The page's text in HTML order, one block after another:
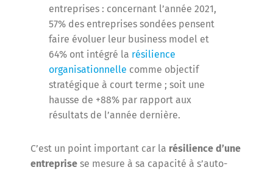
entreprises : concernant l’année 2021,
57% des entreprises sondées pensent
faire évoluer leur business model et
64% ont intégré la résilience
organisationnelle comme objectif
stratégique à court terme ; soit une
hausse de +88% par rapport aux
résultats de l’année dernière.
C’est un point important car la résilience d’une
entreprise se mesure à sa capacité à s’auto-